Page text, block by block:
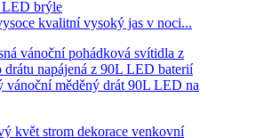
kvalitní vysoký jas v noci...
vánoční měděný drát 90L LED na